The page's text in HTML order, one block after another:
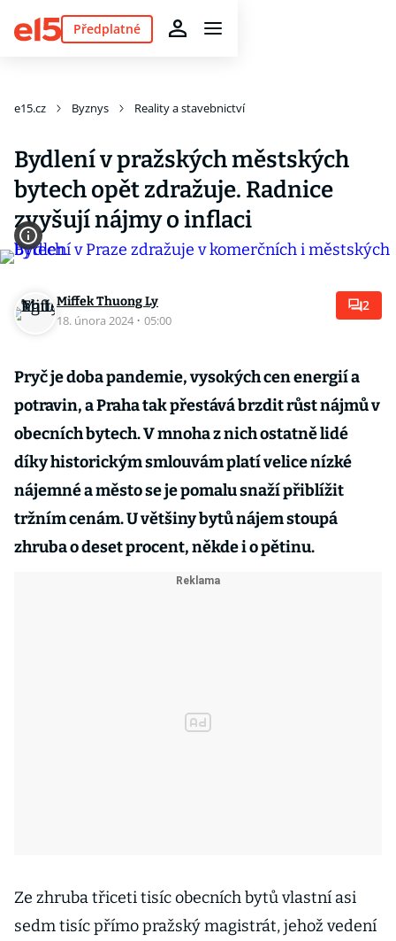
Předplatné
e15.cz Byznys Reality a stavebnictví
Bydlení v pražských městských
bytech opět zdražuje. Radnice
zvyšují nájmy o inflaci
Miffek Thuong Ly
18. února 2024 · 05:00
2
Pryč je doba pandemie, vysokých cen energií a
potravin, a Praha tak přestává brzdit růst nájmů v
obecních bytech. V mnoha z nich ostatně lidé
díky historickým smlouvám platí velice nízké
nájemné a město se je pomalu snaží přiblížit
tržním cenám. U většiny bytů nájem stoupá
zhruba o deset procent, někde i o pětinu.
Ze zhruba třiceti tisíc obecních bytů vlastní asi
sedm tisíc přímo pražský magistrát, jehož vedení